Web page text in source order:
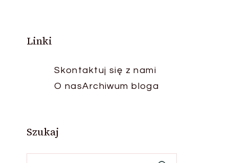
Linki
Skontaktuj się z nami
O nasArchiwum bloga
Szukaj